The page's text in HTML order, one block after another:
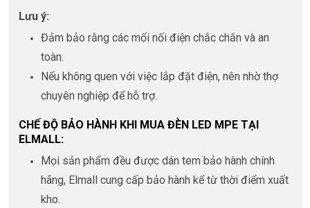
Lưu ý:
Đảm bảo rằng các mối nối điện chắc chắn và an
toàn.
Nếu không quen với việc lắp đặt điện, nên nhờ thợ
chuyên nghiệp để hỗ trợ.
CHẾ ĐỘ BẢO HÀNH KHI MUA ĐÈN LED MPE TẠI
ELMALL:
Mọi sản phẩm đều được dán tem bảo hành chính
hãng, Elmall cung cấp bảo hành kể từ thời điểm xuất
kho.